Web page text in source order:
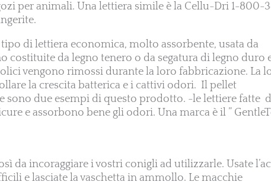
per animali. Una lettiera simile è la Cellu-Dri 1-800-
di lettiera economica, molto assorbente, usata da
costituite da legno tenero o da segatura di legno duro
vengono rimossi durante la loro fabbricazione. La
la crescita batterica e i cattivi odori. Il pellet
sono due esempi di questo prodotto. -le lettiere fatte
e assorbono bene gli odori. Una marca è il ”
da incoraggiare i vostri conigli ad utilizzarle. Usate
e lasciate la vaschetta in ammollo. Le macchie